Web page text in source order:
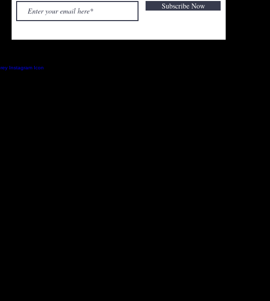
Subscribe Now